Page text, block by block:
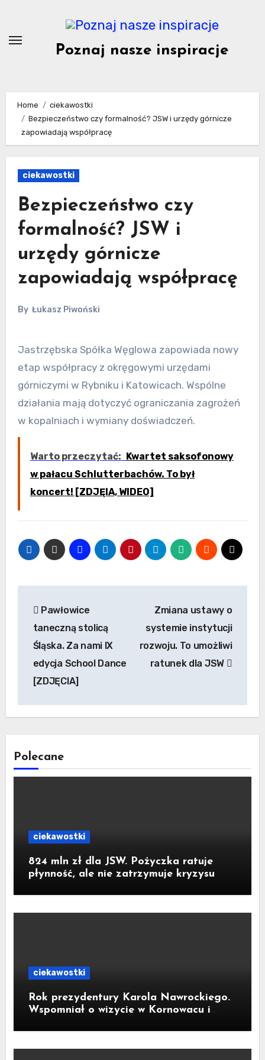
content
Poznaj nasze inspiracje
Home
ciekawostki
Bezpieczeństwo czy formalność? JSW i urzędy górnicze
zapowiadają współpracę
ciekawostki
Bezpieczeństwo czy
formalność? JSW i
urzędy górnicze
zapowiadają współpracę
By Łukasz Piwoński
Jastrzębska Spółka Węglowa zapowiada nowy
etap współpracy z okręgowymi urzędami
górniczymi w Rybniku i Katowicach. Wspólne
działania mają dotyczyć ograniczania zagrożeń
w kopalniach i wymiany doświadczeń.
Warto przeczytać: Kwartet saksofonowy
w pałacu Schlutterbachów. To był
koncert! [ZDJĘIA, WIDEO]
wpisu
Pawłowice
taneczną stolicą
Śląska. Za nami IX
edycja School Dance
[ZDJĘCIA]
Zmiana ustawy o
systemie instytucji
rozwoju. To umożliwi
ratunek dla JSW
Polecane
ciekawostki
824 mln zł dla JSW. Pożyczka ratuje
płynność, ale nie zatrzymuje kryzysu
ciekawostki
Rok prezydentury Karola Nawrockiego.
Wspomniał o wizycie w Kornowacu i